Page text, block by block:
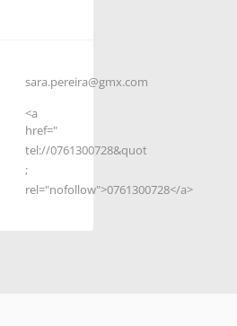
sara.pereira@gmx.com
<a
href="
tel://0761300728&quot
;
rel="nofollow">0761300728</a>